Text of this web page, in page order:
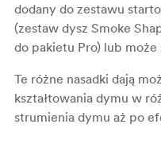
dodany do zestawu
(zestaw dysz Smoke
do pakietu Pro) lub może
Te różne nasadki dają
kształtowania dymu w
strumienia dymu aż po